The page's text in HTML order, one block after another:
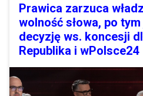
Prawica zarzuca
wolność słowa, po
decyzję ws. koncesji
Republika i wPolsce24